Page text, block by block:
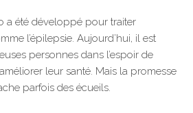
a été développé pour traiter
l’épilepsie. Aujourd’hui, il est
personnes dans l’espoir de
leur santé. Mais la promesse
parfois des écueils.